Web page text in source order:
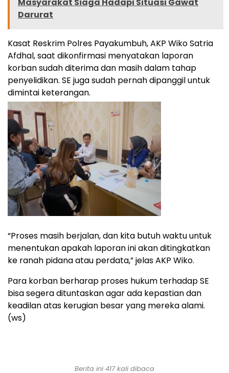
Masyarakat Siaga Hadapi Situasi Gawat
Darurat
Kasat Reskrim Polres Payakumbuh, AKP Wiko Satria
Afdhal, saat dikonfirmasi menyatakan laporan
korban sudah diterima dan masih dalam tahap
penyelidikan. SE juga sudah pernah dipanggil untuk
dimintai keterangan.
“Proses masih berjalan, dan kita butuh waktu untuk
menentukan apakah laporan ini akan ditingkatkan
ke ranah pidana atau perdata,” jelas AKP Wiko.
Para korban berharap proses hukum terhadap SE
bisa segera dituntaskan agar ada kepastian dan
keadilan atas kerugian besar yang mereka alami.
(ws)
Berita ini 417 kali dibaca